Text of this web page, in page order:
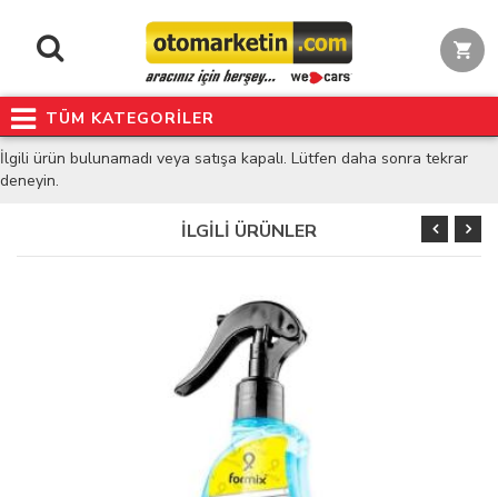
TÜM KATEGORİLER
İlgili ürün bulunamadı veya satışa kapalı. Lütfen daha sonra tekrar
deneyin.
İLGİLİ ÜRÜNLER